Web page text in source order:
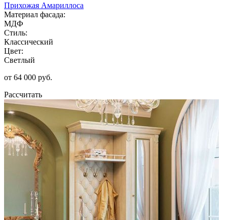
Прихожая Амариллоса
Материал фасада:
МДФ
Стиль:
Классический
Цвет:
Светлый
от 64 000 руб.
Рассчитать